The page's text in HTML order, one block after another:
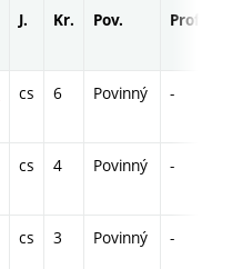
J. Kr. Pov. Prof.
cs 6 Povinný -
cs 4 Povinný -
cs 3 Povinný -